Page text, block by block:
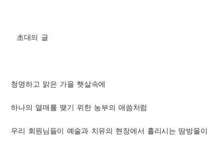
초대의 글
청명하고 맑은 가을 햇살속에
하나의 열매를 맺기 위한 농부의 애씀처럼
우리 회원님들이 예술과 치유의 현장에서 흘리시는 땀방울이